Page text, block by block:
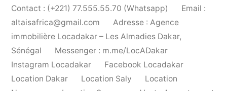
Contact : (+221) 77.555.55.70 (Whatsapp)
Email :
altaisafrica@gmail.com
Adresse : Agence
immobilière Locadakar – Les Almadies Dakar,
Sénégal
Messenger : m.me/LocADakar
Instagram Locadakar
Facebook Locadakar
Location Dakar
Location Saly
Location